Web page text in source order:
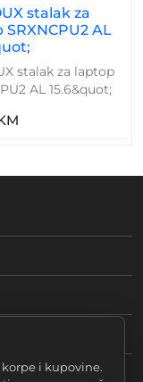
stalak za
SRXNCPU2 AL
stalak za laptop
AL 15.6&quot;
i kupovine.